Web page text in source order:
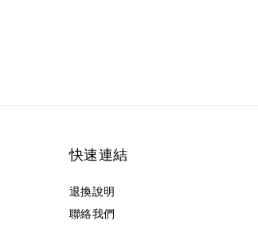
快速連結
退換說明
聯絡我們